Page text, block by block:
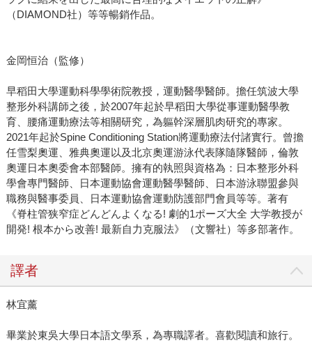
（DIAMOND社）等等暢銷作品。
金岡恒治（監修）
早稻田大學運動科學學術院教授，運動醫學醫師。擔任筑波大學
整形外科講師之後，於2007年起於早稻田大學從事運動醫學教
育、腰痛運動療法等相關研究，為軀幹深層肌肉研究的專家。
2021年起於Spine Conditioning Station將運動療法付諸實行。曾擔
任雪梨奧運、雅典奧運以及北京奧運游泳代表隊隨隊醫師，倫敦
奧運日本奧委會本部醫師。擁有的執照與資格為：日本整形外科
學會專門醫師、日本運動協會運動醫學醫師、日本游泳聯盟參與
職務與醫事委員、日本運動協會運動防護部門會員等等。著有
《脊柱管狭窄症どんどんよくなる! 劇的1ポーズ大全 大学教授が
開発! 根本から改善! 最新自力克服法》（文響社）等多部著作。
譯者
林宜薰
畢業於東吳大學日本語文學系，為專職譯者。喜歡閱讀和旅行。